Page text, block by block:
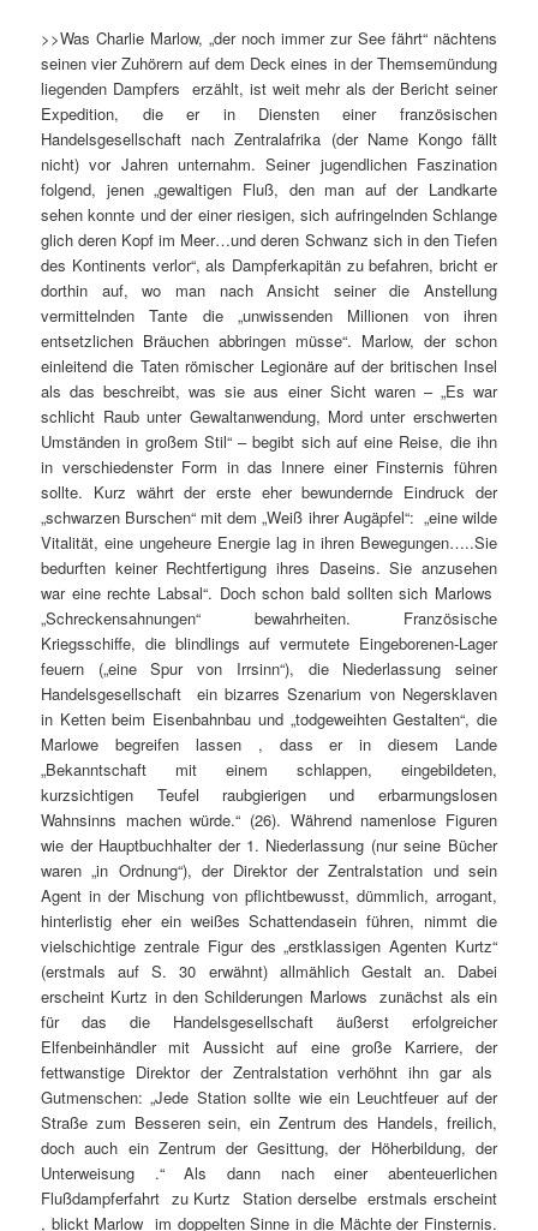
>>Was Charlie Marlow, „der noch immer zur See fährt“ nächtens
seinen vier Zuhörern auf dem Deck eines in der Themsemündung
liegenden Dampfers erzählt, ist weit mehr als der Bericht seiner
Expedition, die er in Diensten einer französischen
Handelsgesellschaft nach Zentralafrika (der Name Kongo fällt
nicht) vor Jahren unternahm. Seiner jugendlichen Faszination
folgend, jenen „gewaltigen Fluß, den man auf der Landkarte
sehen konnte und der einer riesigen, sich aufringelnden Schlange
glich deren Kopf im Meer…und deren Schwanz sich in den Tiefen
des Kontinents verlor“, als Dampferkapitän zu befahren, bricht er
dorthin auf, wo man nach Ansicht seiner die Anstellung
vermittelnden Tante die „unwissenden Millionen von ihren
entsetzlichen Bräuchen abbringen müsse“. Marlow, der schon
einleitend die Taten römischer Legionäre auf der britischen Insel
als das beschreibt, was sie aus einer Sicht waren – „Es war
schlicht Raub unter Gewaltanwendung, Mord unter erschwerten
Umständen in großem Stil“ – begibt sich auf eine Reise, die ihn
in verschiedenster Form in das Innere einer Finsternis führen
sollte. Kurz währt der erste eher bewundernde Eindruck der
„schwarzen Burschen“ mit dem „Weiß ihrer Augäpfel“: „eine wilde
Vitalität, eine ungeheure Energie lag in ihren Bewegungen…..Sie
bedurften keiner Rechtfertigung ihres Daseins. Sie anzusehen
war eine rechte Labsal“. Doch schon bald sollten sich Marlows
„Schreckensahnungen“ bewahrheiten. Französische
Kriegsschiffe, die blindlings auf vermutete Eingeborenen-Lager
feuern („eine Spur von Irrsinn“), die Niederlassung seiner
Handelsgesellschaft ein bizarres Szenarium von Negersklaven
in Ketten beim Eisenbahnbau und „todgeweihten Gestalten“, die
Marlowe begreifen lassen , dass er in diesem Lande
„Bekanntschaft mit einem schlappen, eingebildeten,
kurzsichtigen Teufel raubgierigen und erbarmungslosen
Wahnsinns machen würde.“ (26). Während namenlose Figuren
wie der Hauptbuchhalter der 1. Niederlassung (nur seine Bücher
waren „in Ordnung“), der Direktor der Zentralstation und sein
Agent in der Mischung von pflichtbewusst, dümmlich, arrogant,
hinterlistig eher ein weißes Schattendasein führen, nimmt die
vielschichtige zentrale Figur des „erstklassigen Agenten Kurtz“
(erstmals auf S. 30 erwähnt) allmählich Gestalt an. Dabei
erscheint Kurtz in den Schilderungen Marlows zunächst als ein
für das die Handelsgesellschaft äußerst erfolgreicher
Elfenbeinhändler mit Aussicht auf eine große Karriere, der
fettwanstige Direktor der Zentralstation verhöhnt ihn gar als
Gutmenschen: „Jede Station sollte wie ein Leuchtfeuer auf der
Straße zum Besseren sein, ein Zentrum des Handels, freilich,
doch auch ein Zentrum der Gesittung, der Höherbildung, der
Unterweisung .“ Als dann nach einer abenteuerlichen
Flußdampferfahrt zu Kurtz Station derselbe erstmals erscheint
, blickt Marlow im doppelten Sinne in die Mächte der Finsternis.